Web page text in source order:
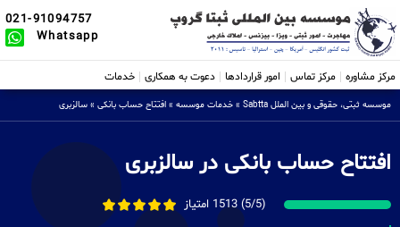
021-91094757
Whatsapp
مرکز مشاوره مرکز تماس امور قراردادها دعوت به همکاری خدمات
موسسه ثبتی، حقوقی و بین الملل Sabtta » خدمات موسسه » افتتاح حساب بانکی » سالزبری
افتتاح حساب بانکی در سالزبری
(5/5) 1513 امتیاز